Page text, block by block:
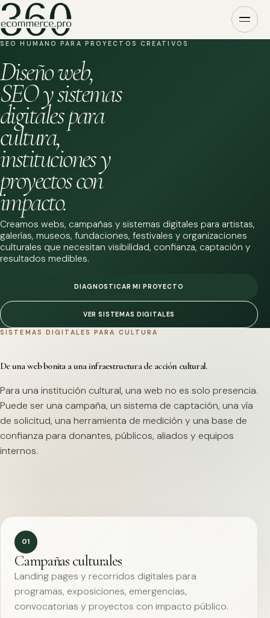
SEO HUMANO PARA PROYECTOS CREATIVOS
Diseño web,
SEO y sistemas
digitales para
cultura,
instituciones y
proyectos con
impacto.
Creamos webs, campañas y sistemas digitales para artistas,
galerías, museos, fundaciones, festivales y organizaciones
culturales que necesitan visibilidad, confianza, captación y
resultados medibles.
DIAGNOSTICAR MI PROYECTO
VER SISTEMAS DIGITALES
SISTEMAS DIGITALES PARA CULTURA
De una web bonita a una infraestructura de acción cultural.
Para una institución cultural, una web no es solo presencia.
Puede ser una campaña, un sistema de captación, una vía
de solicitud, una herramienta de medición y una base de
confianza para donantes, públicos, aliados y equipos
internos.
01
Campañas culturales
Landing pages y recorridos digitales para
programas, exposiciones, emergencias,
convocatorias y proyectos con impacto público.